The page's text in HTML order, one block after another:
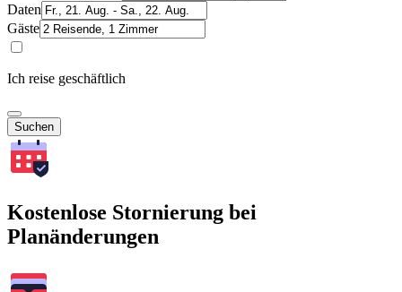
Daten
Gäste
Ich reise geschäftlich
Suchen
Kostenlose Stornierung bei
Planänderungen